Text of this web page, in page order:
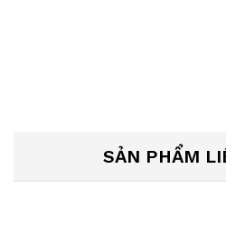
SẢN PHẨM